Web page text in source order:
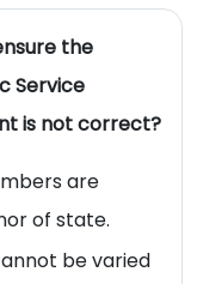
the
Service
is not correct?
are
of state.
be varied